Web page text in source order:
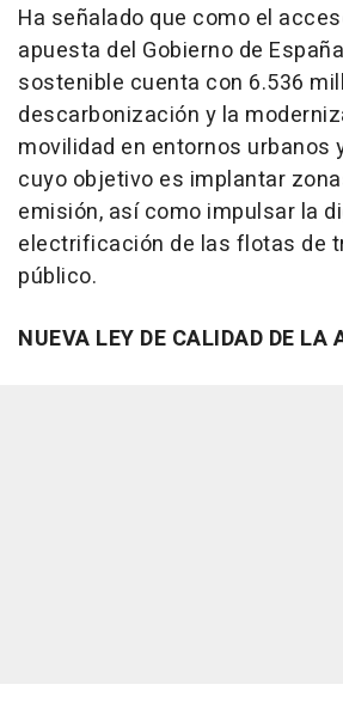
Ha señalado que como el
apuesta del Gobierno de
sostenible cuenta con 6.536
descarbonización y la
movilidad en entornos urbanos
cuyo objetivo es implantar
emisión, así como impulsar la
electrificación de las flotas de
público.
NUEVA LEY DE CALIDAD DE LA